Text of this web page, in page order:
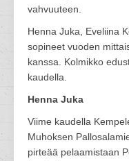
vahvuuteen.
Henna Juka, Eveliina
sopineet vuoden
kanssa. Kolmikko
kaudella.
Henna Juka
Viime kaudella
Muhoksen
pirteää pelaamistaan